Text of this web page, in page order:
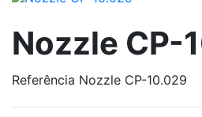
Nozzle CP-
Referência Nozzle CP-10.029